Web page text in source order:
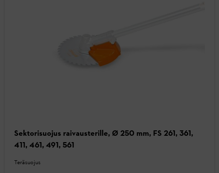
Sektorisuojus raivausterille, Ø 250 mm, FS 261, 361,
411, 461, 491, 561
Teräsuojus